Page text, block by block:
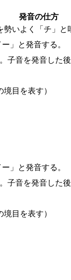
発音の仕方
いよく「チ」
」と発音する。
子音を発音した
目を表す）
」と発音する。
子音を発音した
目を表す）